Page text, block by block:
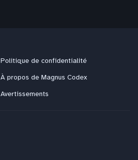
Politique de confidentialité
À propos de Magnus Codex
Avertissements